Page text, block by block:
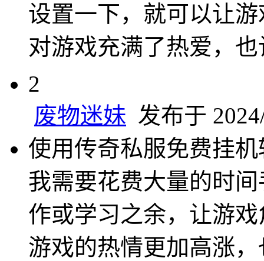
设置一下，就可以让
对游戏充满了热爱，
2
废物迷妹 发布于
使用传奇私服免费挂
我需要花费大量的时
作或学习之余，让游
游戏的热情更加高涨